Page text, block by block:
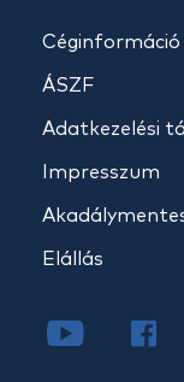
Céginformáció
ÁSZF
Adatkezelési
Impresszum
Elállás